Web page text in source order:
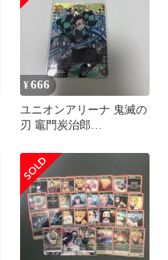
¥666
ユニオンアリーナ 鬼滅の
刃 竈門炭治郎